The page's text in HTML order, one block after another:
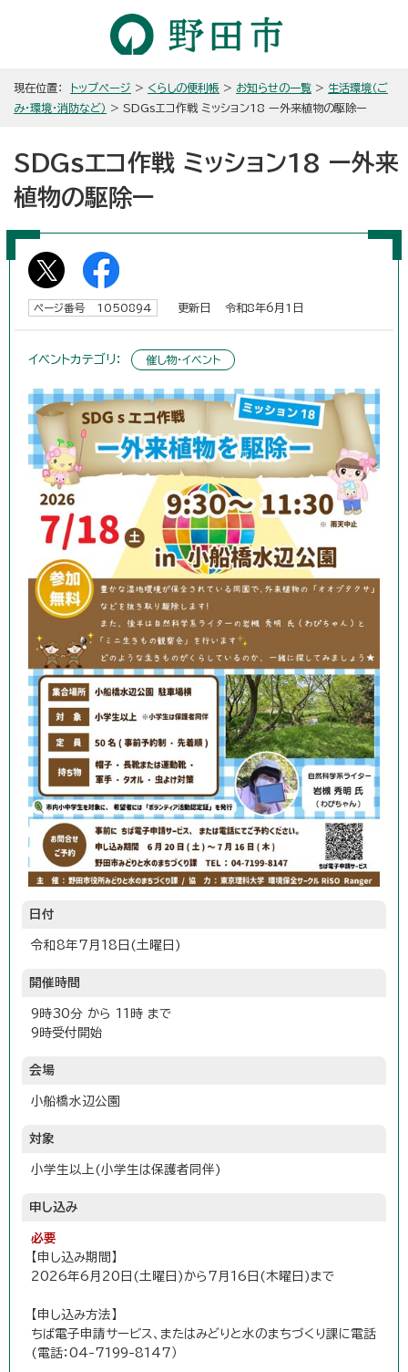
現在位置： トップページ > くらしの便利帳 > お知らせの一覧 > 生活環境（ご
み・環境・消防など） > SDGsエコ作戦 ミッション18 ー外来植物の駆除ー
SDGsエコ作戦 ミッション18 ー外来
植物の駆除ー
ページ番号 1050894 更新日 令和8年6月1日
イベントカテゴリ： 催し物・イベント
日付
令和8年7月18日(土曜日)
開催時間
9時30分 から 11時 まで
9時受付開始
会場
小船橋水辺公園
対象
小学生以上(小学生は保護者同伴)
申し込み
必要
【申し込み期間】
2026年6月20日(土曜日)から7月16日(木曜日)まで
【申し込み方法】
ちば電子申請サービス、またはみどりと水のまちづくり課に電話
(電話：04-7199-8147）